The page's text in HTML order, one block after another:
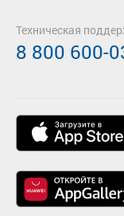
Техническая
8 800 600-